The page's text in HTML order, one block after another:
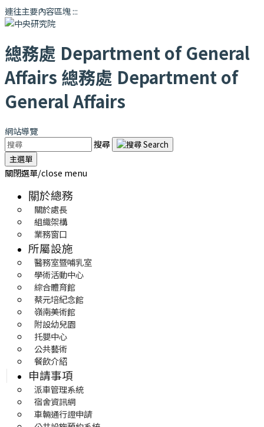
連往主要內容區塊:::
總務處 Department of General
Affairs 總務處 Department of
General Affairs
網站導覽
搜尋
主選單
關閉選單/close menu
關於總務
關於處長
組織架構
業務窗口
所屬設施
醫務室暨哺乳室
學術活動中心
綜合體育館
蔡元培紀念館
嶺南美術館
附設幼兒園
托嬰中心
公共藝術
餐飲介紹
申請事項
派車管理系統
宿舍資訊網
車輛通行證申請